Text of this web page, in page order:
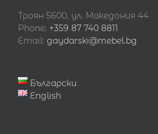
Троян 5600, ул. Македония 44
Phone: +359 87 740 8811
Email: gaydarski@mebel.bg
Български
English